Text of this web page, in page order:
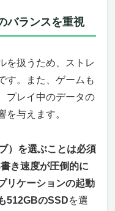
実現する
久性
業をサポートする
トPC
インチノートPC
動画編集とゲーム
率的な動画編集を
リアな映像体験
バッテリーで安心
バランスを重視
を扱うため、ストレ
す。また、ゲームも
プレイ中のデータの
を与えます。
）を選ぶことは必須
き速度が圧倒的に
リケーションの起動
512GBのSSDを選